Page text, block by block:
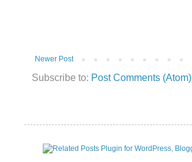
Newer Post
Subscribe to: Post Comments (Atom)